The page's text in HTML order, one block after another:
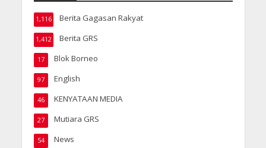
Berita Gagasan Rakyat
1,116
Berita GRS
1,412
Blok Borneo
17
English
97
KENYATAAN MEDIA
46
Mutiara GRS
27
News
54